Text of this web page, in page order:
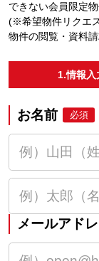
できない会員限定
(※希望物件リクエ
物件の閲覧・資料
1.情報入
お名前 必須
メールアド